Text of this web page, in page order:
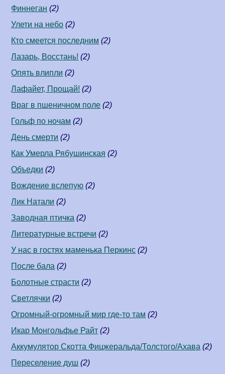
Финнеган (2)
Улети на небо (2)
Кто смеется последним (2)
Лазарь, Восстань! (2)
Опять влипли (2)
Лафайет, Прощай! (2)
Враг в пшеничном поле (2)
Гольф по ночам (2)
День смерти (2)
Как Умерла Рябушинская (2)
Объедки (2)
Вождение вслепую (2)
Лик Натали (2)
Заводная птичка (2)
Литературные встречи (2)
У нас в гостях маменька Перкинс (2)
После бала (2)
Болотные страсти (2)
Светлячки (2)
Огромный-огромный мир где-то там (2)
Икар Монгольфье Райт (2)
Аккумулятор Скотта Фицжеральда/Толстого/Ахава (2)
Переселение душ (2)